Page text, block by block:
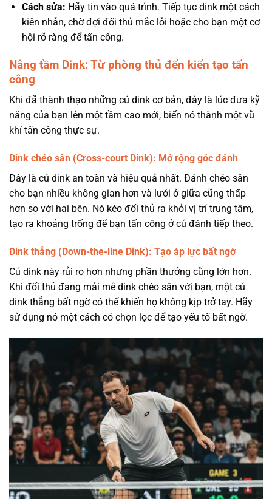
Cách sửa: Hãy tin vào quá trình. Tiếp tục dink một cách
kiên nhẫn, chờ đợi đối thủ mắc lỗi hoặc cho bạn một cơ
hội rõ ràng để tấn công.
Nâng tầm Dink: Từ phòng thủ đến kiến tạo tấn
công
Khi đã thành thạo những cú dink cơ bản, đây là lúc đưa kỹ
năng của bạn lên một tầm cao mới, biến nó thành một vũ
khí tấn công thực sự.
Dink chéo sân (Cross-court Dink): Mở rộng góc đánh
Đây là cú dink an toàn và hiệu quả nhất. Đánh chéo sân
cho bạn nhiều không gian hơn và lưới ở giữa cũng thấp
hơn so với hai bên. Nó kéo đối thủ ra khỏi vị trí trung tâm,
tạo ra khoảng trống để bạn tấn công ở cú đánh tiếp theo.
Dink thẳng (Down-the-line Dink): Tạo áp lực bất ngờ
Cú dink này rủi ro hơn nhưng phần thưởng cũng lớn hơn.
Khi đối thủ đang mải mê dink chéo sân với bạn, một cú
dink thẳng bất ngờ có thể khiến họ không kịp trở tay. Hãy
sử dụng nó một cách có chọn lọc để tạo yếu tố bất ngờ.